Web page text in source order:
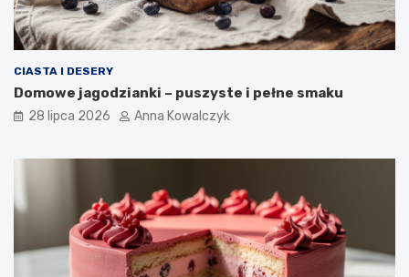
CIASTA I DESERY
Domowe jagodzianki – puszyste i pełne smaku
28 lipca 2026 Anna Kowalczyk